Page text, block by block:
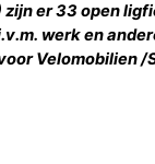
zijn er 33 open
werk en
Velomobilien